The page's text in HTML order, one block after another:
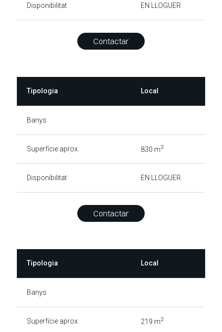
Disponibilitat EN LLOGUER
Contactar
Tipologia Local
Banys
Superfície aprox. 830 m2
Disponibilitat EN LLOGUER
Contactar
Tipologia Local
Banys
Superfície aprox. 219 m2